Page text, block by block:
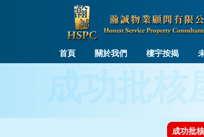
首頁 關於我們 樓宇按揭
成功批
成功批